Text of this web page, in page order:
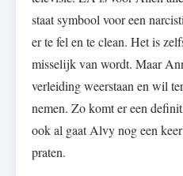
staat symbool voor een
er te fel en te clean. Het is
misselijk van wordt. Maar
verleiding weerstaan en wil
nemen. Zo komt er een
ook al gaat Alvy nog een
praten.